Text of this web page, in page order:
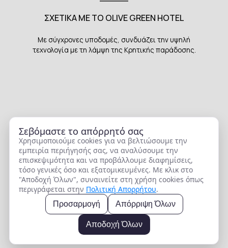
ΣΧΕΤΙΚΑ ΜΕ ΤΟ OLIVE GREEN HOTEL
Με σύγχρονες υποδομές, συνδυάζει την υψηλή
τεχνολογία με τη λάμψη της Κρητικής παράδοσης.
ΕΠΙΣΚΕΦΘΕΙΤΕ ΤΑ ΘΥΓΑΤΡΙΚΑ ΜΑΣ ΞΕΝΟΔΟΧΕΙΑ
Σεβόμαστε το απόρρητό σας
Χρησιμοποιούμε cookies για να βελτιώσουμε την
εμπειρία περιήγησής σας, να αναλύσουμε την
επισκεψιμότητα και να προβάλλουμε διαφημίσεις,
τόσο γενικές όσο και εξατομικευμένες. Με κλικ στο
"Αποδοχή Όλων", συναινείτε στη χρήση cookies όπως
περιγράφεται στην Πολιτική Απορρήτου.
Προσαρμογή Απόρριψη Όλων
Αποδοχή Όλων